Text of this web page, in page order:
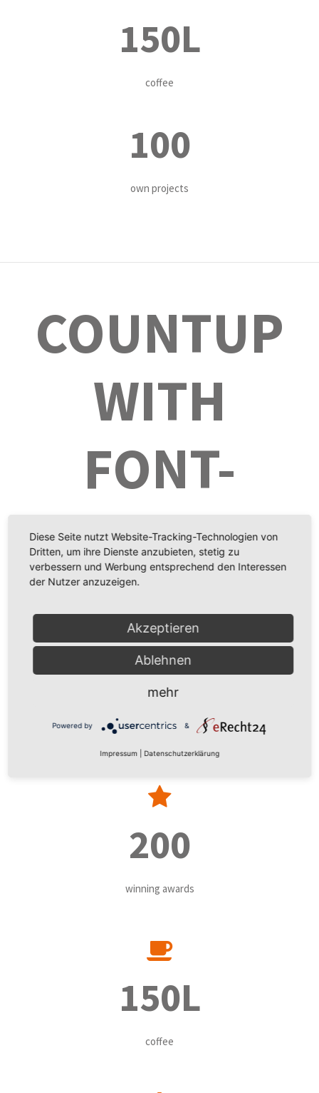
150L
coffee
100
own projects
COUNTUP
WITH
FONT-
ICONS
390TDS
200
winning awards
150L
coffee
Diese Seite nutzt Website-Tracking-Technologien von
Dritten, um ihre Dienste anzubieten, stetig zu
verbessern und Werbung entsprechend den Interessen
der Nutzer anzuzeigen.
Akzeptieren
Ablehnen
mehr
Powered by &
Impressum Datenschutzerklärung